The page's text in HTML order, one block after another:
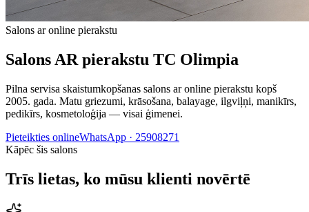
Salons ar online pierakstu
Salons AR pierakstu TC Olimpia
Pilna servisa skaistumkopšanas salons ar online pierakstu kopš
2005. gada. Matu griezumi, krāsošana, balayage, ilgviļņi, manikīrs,
pedikīrs, kosmetoloģija — visai ģimenei.
Pieteikties onlineWhatsApp · 25908271
Kāpēc šis salons
Trīs lietas, ko mūsu klienti novērtē